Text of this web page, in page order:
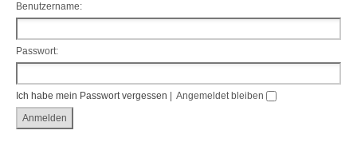
Benutzername:
Passwort:
Ich habe mein Passwort vergessen Angemeldet bleiben